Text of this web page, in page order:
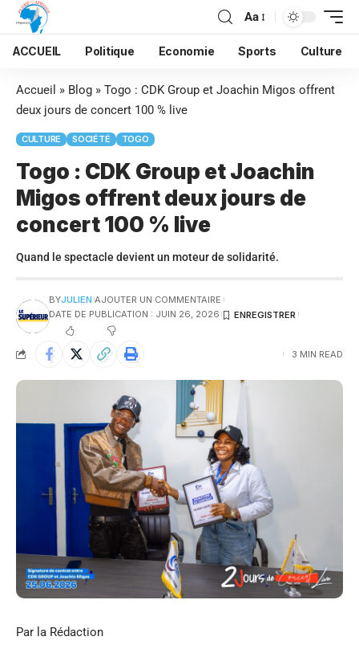
Aa
ACCUEIL Politique Economie Sports Culture
Accueil » Blog » Togo : CDK Group et Joachin Migos offrent
deux jours de concert 100 % live
CULTURE SOCIÉTÉ TOGO
Togo : CDK Group et Joachin
Migos offrent deux jours de
concert 100 % live
Quand le spectacle devient un moteur de solidarité.
BYJULIEN AJOUTER UN COMMENTAIRE
DATE DE PUBLICATION : JUIN 26, 2026
3 MIN READ
Par la Rédaction